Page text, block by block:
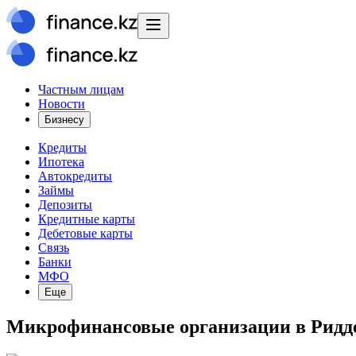
Частным лицам
Новости
Бизнесу
Кредиты
Ипотека
Автокредиты
Займы
Депозиты
Кредитные карты
Дебетовые карты
Связь
Банки
МФО
Еще
Микрофинансовые организации в